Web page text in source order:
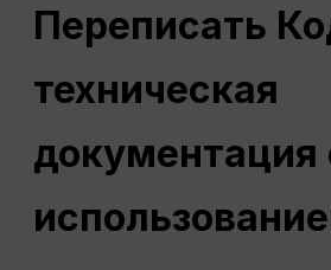
Переписать
техническая
документация